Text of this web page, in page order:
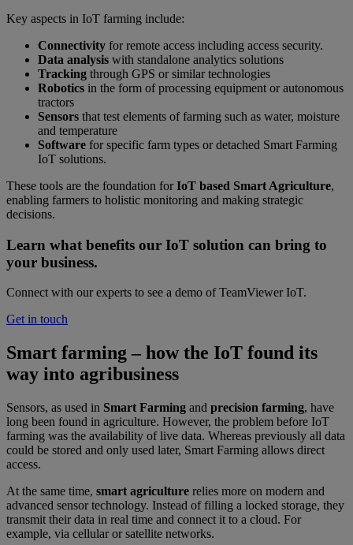
Key aspects in IoT farming include:
Connectivity for remote access including access security.
Data analysis with standalone analytics solutions
Tracking through GPS or similar technologies
Robotics in the form of processing equipment or autonomous
tractors
Sensors that test elements of farming such as water, moisture
and temperature
Software for specific farm types or detached Smart Farming
IoT solutions.
These tools are the foundation forIoT based Smart Agriculture,
enabling farmers to holistic monitoring and making strategic
decisions.
Learn what benefits our IoT solution can bring to
your business.
Connect with our experts to see a demo of TeamViewer IoT.
Get in touch
Smart farming – how the IoT found its
way into agribusiness
Sensors, as used in Smart Farming and precision farming, have
long been found in agriculture. However, the problem before IoT
farming was the availability of live data. Whereas previously all data
could be stored and only used later, Smart Farming allows direct
access.
At the same time, smart agriculture relies more on modern and
advanced sensor technology. Instead of filling a locked storage, they
transmit their data in real time and connect it to a cloud. For
example, via cellular or satellite networks.